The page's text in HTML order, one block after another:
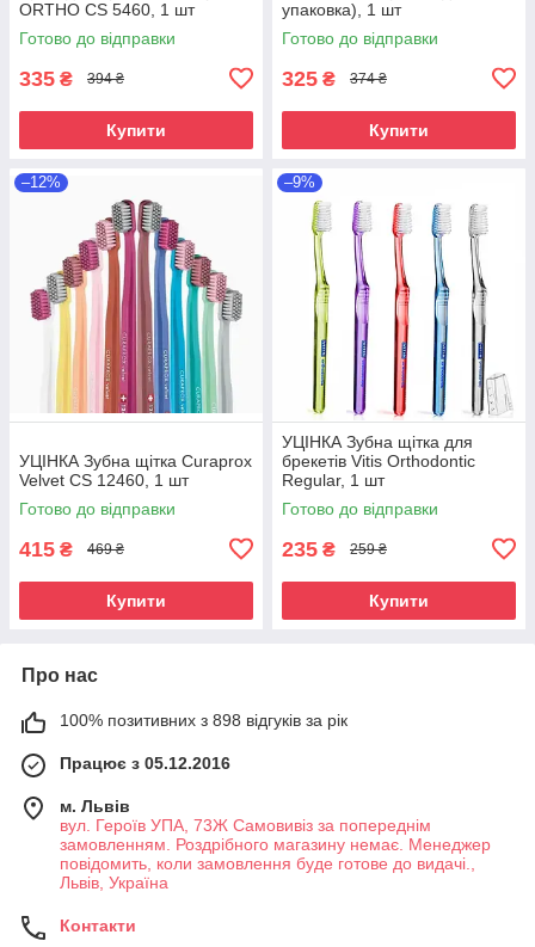
ORTHO CS 5460, 1 шт
Готово до відправки
335 ₴ 394 ₴
Купити
упаковка), 1 шт
Готово до відправки
325 ₴ 374 ₴
Купити
–12%
УЦІНКА Зубна щітка Curaprox
Velvet CS 12460, 1 шт
Готово до відправки
415 ₴ 469 ₴
Купити
–9%
УЦІНКА Зубна щітка для
брекетів Vitis Orthodontic
Regular, 1 шт
Готово до відправки
235 ₴ 259 ₴
Купити
Про нас
100% позитивних з 898 відгуків за рік
Працює з 05.12.2016
м. Львів
вул. Героїв УПА, 73Ж Самовивіз за попереднім
замовленням. Роздрібного магазину немає. Менеджер
повідомить, коли замовлення буде готове до видачі.,
Львів, Україна
Контакти